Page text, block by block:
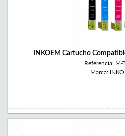
INKOEM Cartucho
Referencia: M-
Marca: